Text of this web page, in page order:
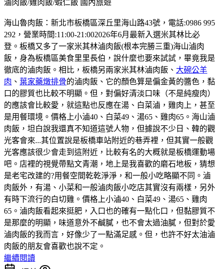
滷肉飯/雞肉飯/蝦仁飯 國內旅遊
海山魯肉飯：新北市板橋區深丘里海山路43號，電話:0986 995
292，營業時間:11:00-21:002026年6月最新入選米其林比必
登。板橋又多了一家米其林滷肉飯(根本完勝三重)海山滷肉
飯，身為板橋區美食里里長伯，說什麼也要來試試，畢竟我是
徹底的滷肉飯。相比，板橋另兩家米其林滷肉飯、 大碗公羊
肉 、 葉家藥燉排骨的滷肉飯、它的顏色算是偏金黃的醬色，黏
口的膠質也比較不明顯。但，對偏好清淡口味（不是純瘦肉）
的應該會比較愛，就這點也反應在湯、白菜滷，雞肉上，甚至
是用餐環境。價格上小滷40、白菜49、湯65、雞肉65。海山滷
肉飯，坦白說我還真不知道這號人物，但據說不少日、韓的觀
光客會來...其位置說是板橋車站附近的巷弄裡，但其實一般觀
光客應該很少會走到這附近，比較有名的大概就是板橋運動場
吧。店裡的視覺帶點文青潮，地上是我喜歡的磨石地板，猜想
是老宅改建的?用餐空間乾乾淨淨，和一般小吃略顯不同。滷
肉飯外，有湯、小菜和一般滷肉飯小吃店其實沒有兩樣，另外
有時下流行的白切雞。價格上小滷40、白菜49、湯65、雞肉
65。滷肉飯看起來挺肥，入口也的確有一點化口，但黏膠質不
是那麼的明顯，味道意外不鹹膩，也不會太過油膩，但對於愛
滷肉飯的我而言，好像少了一點滿足感。但，也許不好太油滷
肉飯的朋友會喜歡也說不定。
繼續閱讀